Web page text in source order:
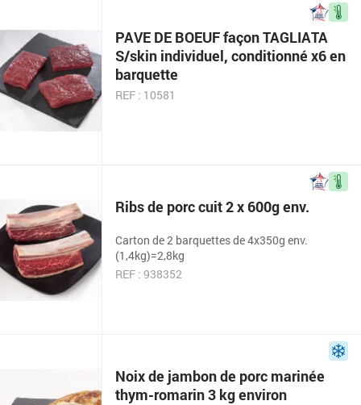
PAVE DE BOEUF façon TAGLIATA
S/skin individuel, conditionné x6 en
barquette
REF : 10581
Ribs de porc cuit 2 x 600g env.
Carton de 2 barquettes de 4x350g env.
(1,4kg)=2,8kg
REF : 938352
Noix de jambon de porc marinée
thym-romarin 3 kg environ